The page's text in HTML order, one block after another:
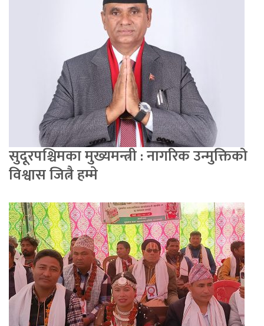
सुदूरपश्चिमका मुख्यमन्त्री : नागरिक उन्मुक्तिको
विश्वास जित्नै हम्मे